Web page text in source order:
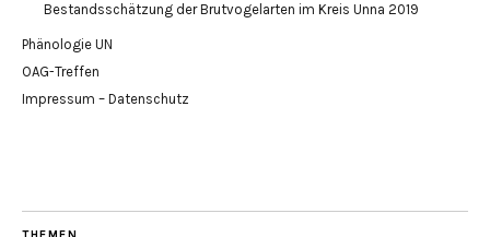
Bestandsschätzung der Brutvogelarten im Kreis Unna 2019
Phänologie UN
OAG-Treffen
Impressum – Datenschutz